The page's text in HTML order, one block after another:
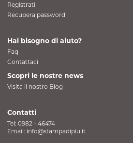
Registrati
Recupera password
Hai bisogno di aiuto?
Faq
Contattaci
Scopri le nostre news
Visita il nostro Blog
Contatti
Tel: 0982 - 46474
Email: info@stampadipiu.it